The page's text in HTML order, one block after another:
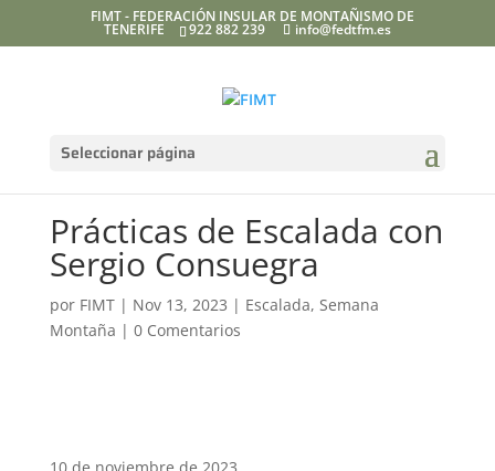
FIMT - FEDERACIÓN INSULAR DE MONTAÑISMO DE
TENERIFE 922 882 239 info@fedtfm.es
Seleccionar página
Prácticas de Escalada con
Sergio Consuegra
por FIMT| Nov 13, 2023 | Escalada, Semana
Montaña | 0 Comentarios